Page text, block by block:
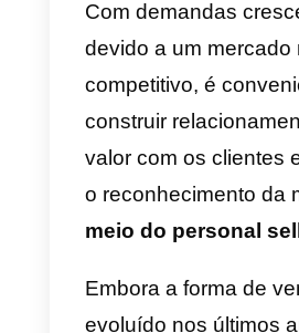
Vender é um
qualquer
especialmente
tem as
oportunos para
estratégia de
Com demandas